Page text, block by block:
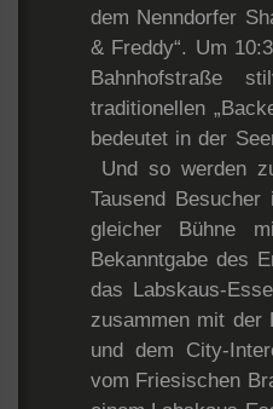
dem Nenndorfer
& Freddy“. Um
Bahnhofstraße
traditionellen
bedeutet in der
Und so werden
Tausend
gleicher Bühne
Bekanntgabe des
das Labskaus-
zusammen mit der
und dem City-
vom Friesischen